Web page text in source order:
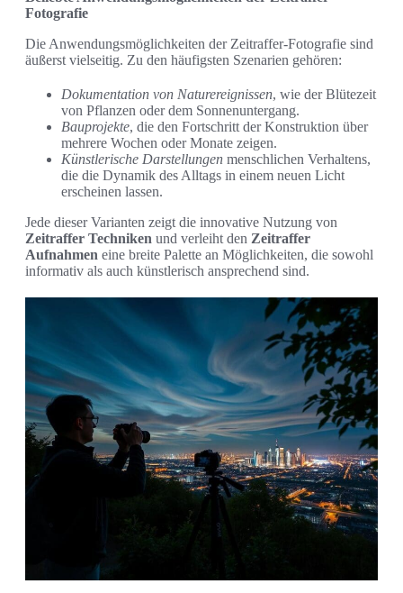
Fotografie
Die Anwendungsmöglichkeiten der Zeitraffer-Fotografie sind
äußerst vielseitig. Zu den häufigsten Szenarien gehören:
Dokumentation von Naturereignissen, wie der Blütezeit
von Pflanzen oder dem Sonnenuntergang.
Bauprojekte, die den Fortschritt der Konstruktion über
mehrere Wochen oder Monate zeigen.
Künstlerische Darstellungen menschlichen Verhaltens,
die die Dynamik des Alltags in einem neuen Licht
erscheinen lassen.
Jede dieser Varianten zeigt die innovative Nutzung von
Zeitraffer Techniken und verleiht den Zeitraffer
Aufnahmen eine breite Palette an Möglichkeiten, die sowohl
informativ als auch künstlerisch ansprechend sind.